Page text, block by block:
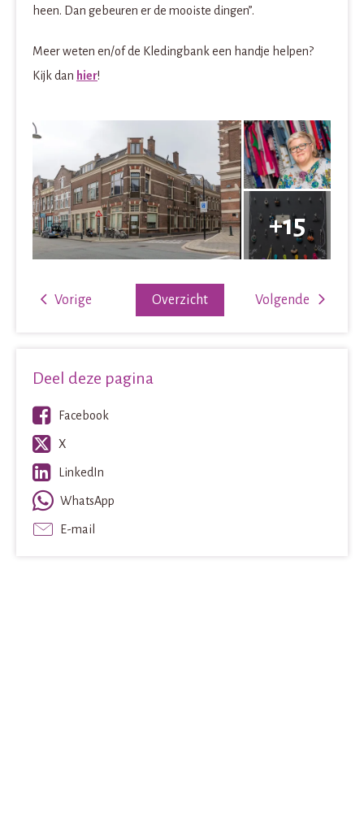
heen. Dan gebeuren er de mooiste dingen”.
Meer weten en/of de Kledingbank een handje helpen?
Kijk dan hier!
Volgende
Overzicht
Vorige
Deel deze pagina
Facebook
X
LinkedIn
WhatsApp
E-mail